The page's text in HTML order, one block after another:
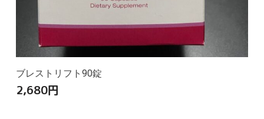
ブレストリフト90錠
2,680円